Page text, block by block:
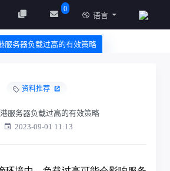
0
语言
服务器负载过高的有效策略
资料推荐
服务器负载过高的有效策略
2023-09-01 11:13